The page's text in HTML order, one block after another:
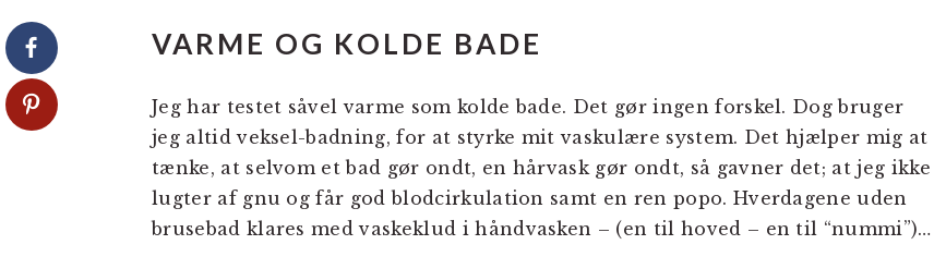
VARME OG KOLDE BADE
Jeg har testet såvel varme som kolde bade. Det gør ingen forskel. Dog bruger
jeg altid veksel-badning, for at styrke mit vaskulære system. Det hjælper mig at
tænke, at selvom et bad gør ondt, en hårvask gør ondt, så gavner det; at jeg ikke
lugter af gnu og får god blodcirkulation samt en ren popo. Hverdagene uden
brusebad klares med vaskeklud i håndvasken – (en til hoved – en til “nummi”)…